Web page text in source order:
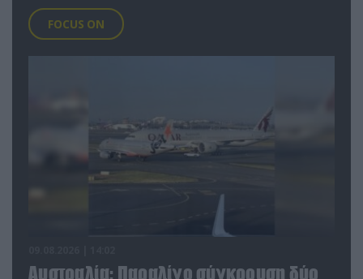
FOCUS ON
Αυστραλία: Παραλίγο σύγκρουση δύο